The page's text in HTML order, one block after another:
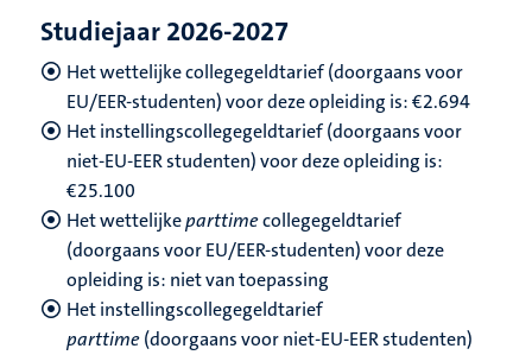
Studiejaar 2026-2027
Het wettelijke collegegeldtarief (doorgaans voor
EU/EER-studenten) voor deze opleiding is: €2.694
Het instellingscollegegeldtarief (doorgaans voor
niet-EU-EER studenten) voor deze opleiding is:
€25.100
Het wettelijkeparttimecollegegeldtarief
(doorgaans voor EU/EER-studenten) voor deze
opleiding is: niet van toepassing
Het instellingscollegegeldtarief
parttime(doorgaans voor niet-EU-EER studenten)